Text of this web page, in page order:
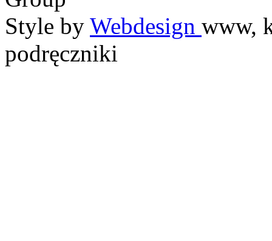
Style by Webdesign www,
podręczniki